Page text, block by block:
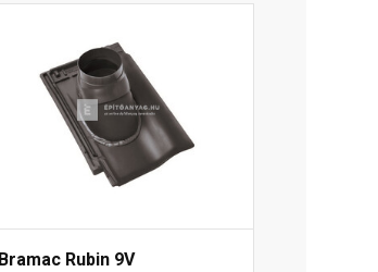
Bramac Rubin 9V